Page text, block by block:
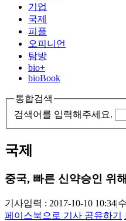
기업
국제
피플
오피니언
탐방
bio+
bioBook
통합검색
검색어를 입력해주세요.
국제
중국, 빠른 신약승인 위
기사입력 : 2017-10-10 10:34|
페이스북으로 기사 공유하기